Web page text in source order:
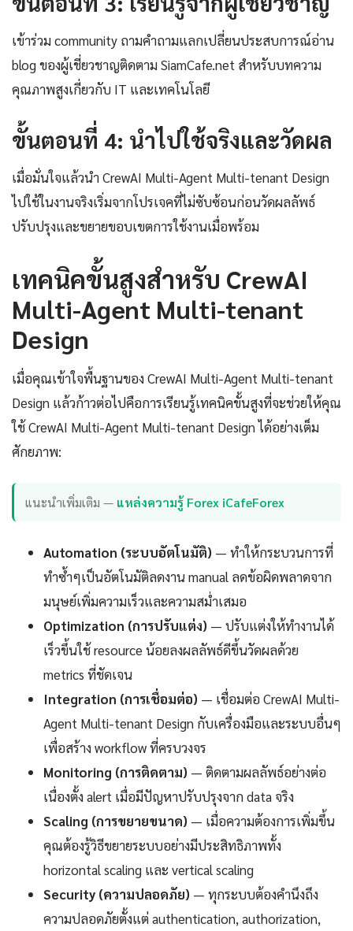
เข้าร่วม community ถามคำถามแลกเปลี่ยนประสบการณ์อ่าน
blog ของผู้เชี่ยวชาญติดตาม SiamCafe.net สำหรับบทความ
คุณภาพสูงเกี่ยวกับ IT และเทคโนโลยี
ขั้นตอนที่ 4: นำไปใช้จริงและวัดผล
เมื่อมั่นใจแล้วนำ CrewAI Multi-Agent Multi-tenant Design
ไปใช้ในงานจริงเริ่มจากโปรเจคที่ไม่ซับซ้อนก่อนวัดผลลัพธ์
ปรับปรุงและขยายขอบเขตการใช้งานเมื่อพร้อม
เทคนิคขั้นสูงสำหรับ CrewAI
Multi-Agent Multi-tenant
Design
เมื่อคุณเข้าใจพื้นฐานของ CrewAI Multi-Agent Multi-tenant
Design แล้วก้าวต่อไปคือการเรียนรู้เทคนิคขั้นสูงที่จะช่วยให้คุณ
ใช้ CrewAI Multi-Agent Multi-tenant Design ได้อย่างเต็ม
ศักยภาพ:
แนะนำเพิ่มเติม — แหล่งความรู้ Forex iCafeForex
Automation (ระบบอัตโนมัติ) — ทำให้กระบวนการที่
ทำซ้ำๆเป็นอัตโนมัติลดงาน manual ลดข้อผิดพลาดจาก
มนุษย์เพิ่มความเร็วและความสม่ำเสมอ
Optimization (การปรับแต่ง) — ปรับแต่งให้ทำงานได้
เร็วขึ้นใช้ resource น้อยลงผลลัพธ์ดีขึ้นวัดผลด้วย
metrics ที่ชัดเจน
Integration (การเชื่อมต่อ) — เชื่อมต่อ CrewAI Multi-
Agent Multi-tenant Design กับเครื่องมือและระบบอื่นๆ
เพื่อสร้าง workflow ที่ครบวงจร
Monitoring (การติดตาม) — ติดตามผลลัพธ์อย่างต่อ
เนื่องตั้ง alert เมื่อมีปัญหาปรับปรุงจาก data จริง
Scaling (การขยายขนาด) — เมื่อความต้องการเพิ่มขึ้น
คุณต้องรู้วิธีขยายระบบอย่างมีประสิทธิภาพทั้ง
horizontal scaling และ vertical scaling
Security (ความปลอดภัย) — ทุกระบบต้องคำนึงถึง
ความปลอดภัยตั้งแต่ authentication, authorization,